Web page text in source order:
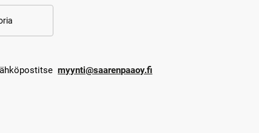
myynti@saarenpaaoy.fi